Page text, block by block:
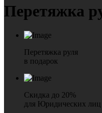
Перетяжка
Перетяжка руля
в подарок
Скидка до 20%
для Юридических лиц